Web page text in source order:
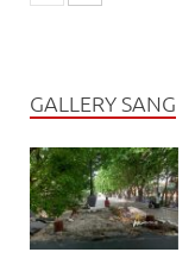
GALLERY SANG